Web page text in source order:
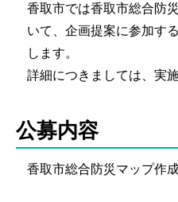
香取市では香取市総合防
いて、企画提案に参加す
します。
詳細につきましては、実
公募内容
香取市総合防災マップ作